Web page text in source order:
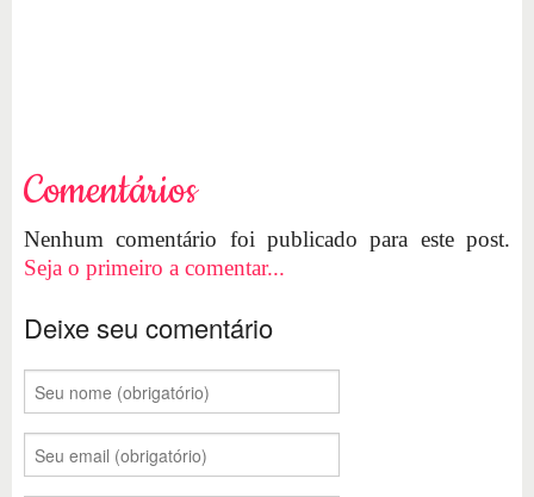
Comentários
Nenhum comentário foi publicado para este post.
Seja o primeiro a comentar...
Deixe seu comentário